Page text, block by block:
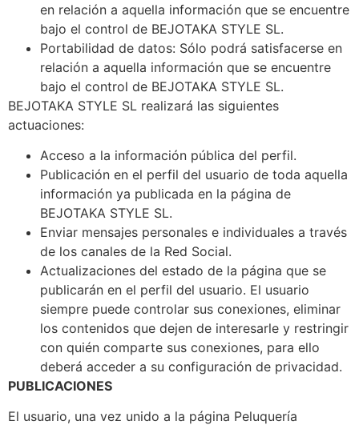
en relación a aquella información que se encuentre
bajo el control de BEJOTAKA STYLE SL.
Portabilidad de datos: Sólo podrá satisfacerse en
relación a aquella información que se encuentre
bajo el control de BEJOTAKA STYLE SL.
BEJOTAKA STYLE SL realizará las siguientes
actuaciones:
Acceso a la información pública del perfil.
Publicación en el perfil del usuario de toda aquella
información ya publicada en la página de
BEJOTAKA STYLE SL.
Enviar mensajes personales e individuales a través
de los canales de la Red Social.
Actualizaciones del estado de la página que se
publicarán en el perfil del usuario. El usuario
siempre puede controlar sus conexiones, eliminar
los contenidos que dejen de interesarle y restringir
con quién comparte sus conexiones, para ello
deberá acceder a su configuración de privacidad.
PUBLICACIONES
El usuario, una vez unido a la página Peluquería